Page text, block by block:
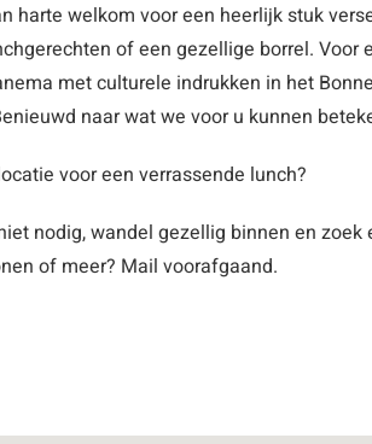
harte welkom voor een heerlijk stuk
of een gezellige borrel. Voor
met culturele indrukken in het
naar wat we voor u kunnen
voor een verrassende lunch?
nodig, wandel gezellig binnen en
of meer? Mail voorafgaand.